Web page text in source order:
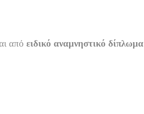
από ειδικό αναμνηστικό δίπλωμα